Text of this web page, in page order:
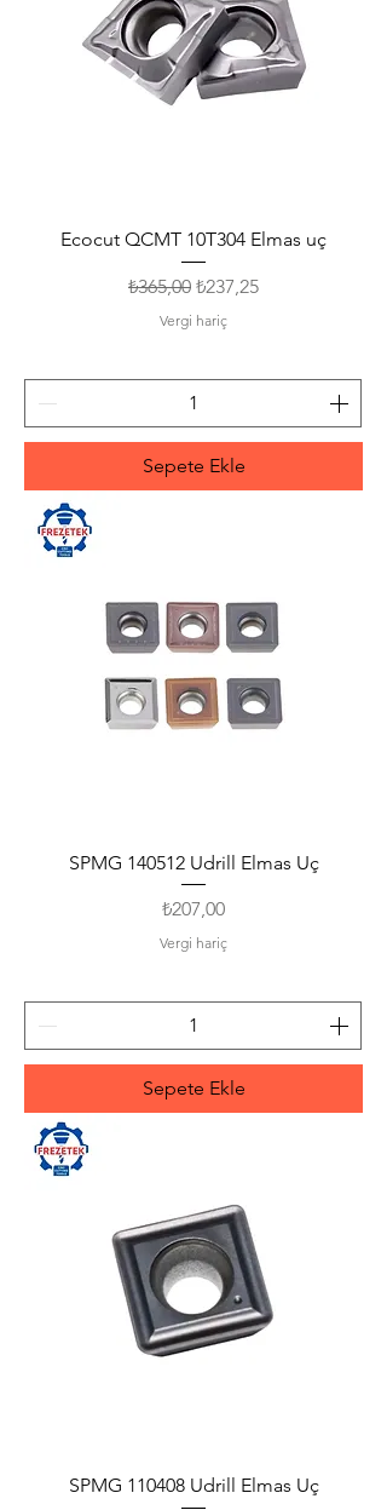
Ecocut QCMT 10T304 Elmas uç
Normal Fiyat
₺365,00 İndirimli Fiyat
₺237,25
Vergi hariç
Sepete Ekle
SPMG 140512 Udrill Elmas Uç
Fiyat
₺207,00
Vergi hariç
Sepete Ekle
SPMG 110408 Udrill Elmas Uç